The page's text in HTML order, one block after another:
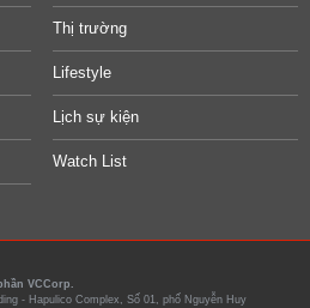
Thị trường
Lifestyle
Lịch sự kiện
Watch List
VCCorp.
- Hapulico Complex, Số 01, phố Nguyễn Huy